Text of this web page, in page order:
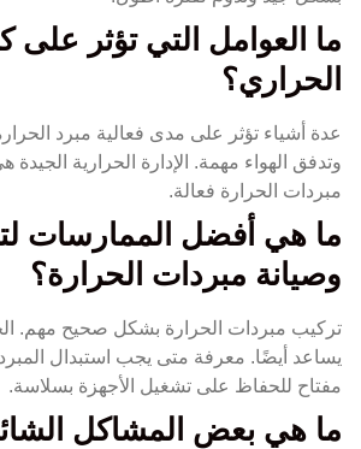
ما العوامل التي تؤثر على
الحراري؟
عدة أشياء تؤثر على مدى فعالية مبرد
وتدفق الهواء مهمة. الإدارة الحرارية الجيدة
مبردات الحرارة فعالة.
ما هي أفضل الممارسات
وصيانة مبردات الحرارة؟
تركيب مبردات الحرارة بشكل صحيح مهم.
يساعد أيضًا. معرفة متى يجب استبدال
مفتاح للحفاظ على تشغيل الأجهزة بسلاسة.
ما هي بعض المشاكل